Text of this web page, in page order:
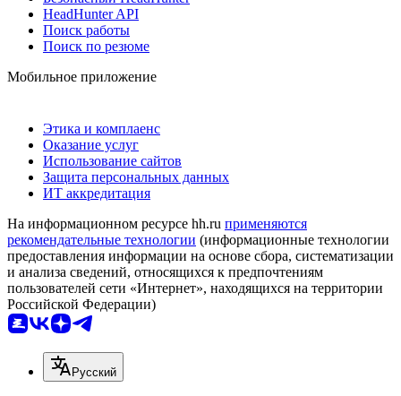
HeadHunter API
Поиск работы
Поиск по резюме
Мобильное приложение
Этика и комплаенс
Оказание услуг
Использование сайтов
Защита персональных данных
ИТ аккредитация
На информационном ресурсе hh.ru применяются
рекомендательные технологии (информационные технологии
предоставления информации на основе сбора, систематизации
и анализа сведений, относящихся к предпочтениям
пользователей сети «Интернет», находящихся на территории
Российской Федерации)
Русский